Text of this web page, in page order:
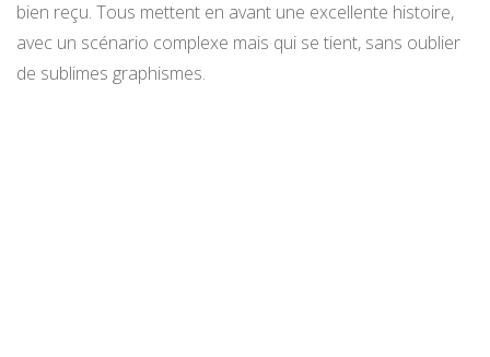
bien reçu. Tous mettent en avant une excellente histoire,
avec un scénario complexe mais qui se tient, sans oublier
de sublimes graphismes.